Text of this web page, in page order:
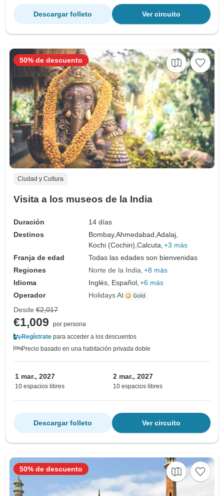
Ver circuito
Descargar folleto
Ciudad y Cultura
Visita a los museos de la India
Duración
14 días
Destinos
Bombay,Ahmedabad,Adalaj,
Kochi (Cochin),Calcuta, +3 más
Franja de edad
Todas las edades son bienvenidas
Regiones
Norte de la India +8 más
Idioma
Inglés, Español, +6 más
Operador
Holidays At
50% de descuento
Desde €2,017
€1,009
por persona
Regístrate para acceder a los descuentos
Precio basado en una habitación privada doble
1 mar., 2027
10 espacios libres
2 mar., 2027
10 espacios libres
Ver circuito
Descargar folleto
50% de descuento